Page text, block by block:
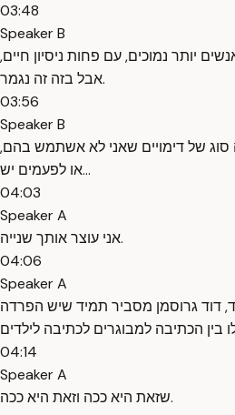
03:48
Speaker B
יותר נמוכים, עם פחות ניסיון חיים,
אבל בזה זה נגמר.
03:56
Speaker B
סוג של דימויים שאני לא אשתמש בהם,
או לפעמים יש...
04:03
Speaker A
אני עוצר אותך שנייה.
04:06
Speaker A
דוד גרוסמן מסביר תמיד שיש הפרדה
04:14
Speaker A
שזאת היא ככה וזאת היא ככה.